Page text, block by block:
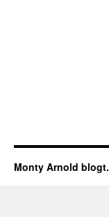
Monty Arnold blogt.